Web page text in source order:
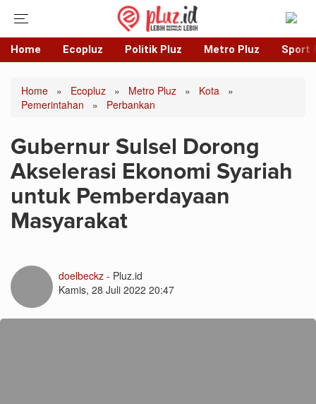
Home Ecopluz Politik Pluz Metro Pluz Sport
Home » Ecopluz » Metro Pluz » Kota
»
Pemerintahan
» Perbankan
Gubernur Sulsel Dorong
Akselerasi Ekonomi Syariah
untuk Pemberdayaan
Masyarakat
doelbeckz - Pluz.id
Kamis, 28 Juli 2022 20:47